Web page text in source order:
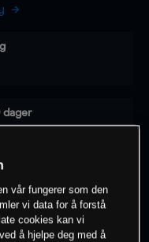
dager
instrumentet
vår fungerer som den
vi data for å forstå
cookies kan vi
å hjelpe deg med å